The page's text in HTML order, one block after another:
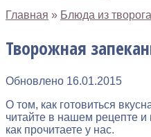
Главная » Блюда из творога
Творожная
Обновлено 16.01.2015
О том, как готовиться
читайте в нашем рецепте и
как прочитаете у нас.